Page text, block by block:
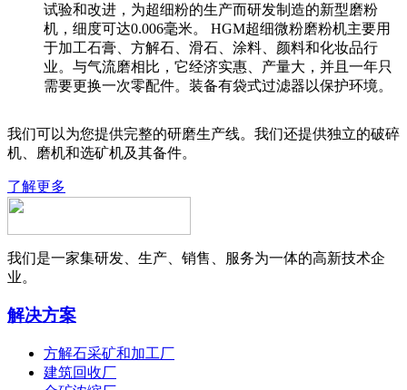
试验和改进，为超细粉的生产而研发制造的新型磨粉
机，细度可达0.006毫米。 HGM超细微粉磨粉机主要用
于加工石膏、方解石、滑石、涂料、颜料和化妆品行
业。与气流磨相比，它经济实惠、产量大，并且一年只
需要更换一次零配件。装备有袋式过滤器以保护环境。
我们可以为您提供完整的研磨生产线。我们还提供独立的破碎
机、磨机和选矿机及其备件。
了解更多
我们是一家集研发、生产、销售、服务为一体的高新技术企
业。
解决方案
方解石采矿和加工厂
建筑回收厂